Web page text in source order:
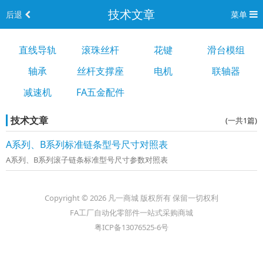
后退 技术文章 菜单
直线导轨 滚珠丝杆 花键
滑台模组
轴承
丝杆支撑座 电机
联轴器
减速机
FA五金配件
技术文章 (一共1篇)
A系列、B系列标准链条型号尺寸对照表
A系列、B系列滚子链条标准型号尺寸参数对照表
Copyright © 2026 凡一商城 版权所有 保留一切权利
FA工厂自动化零部件一站式采购商城
粤ICP备13076525-6号